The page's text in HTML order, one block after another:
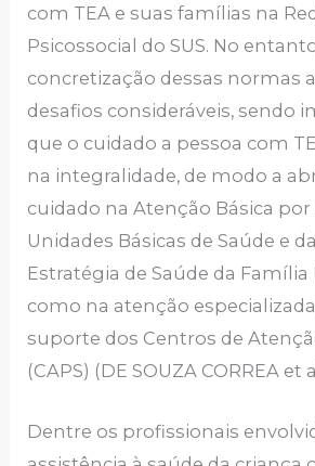
com TEA e suas famílias na
Psicossocial do SUS. No
concretização dessas normas
desafios consideráveis, sendo
que o cuidado a pessoa com
na integralidade, de modo a
cuidado na Atenção Básica
Unidades Básicas de Saúde e
Estratégia de Saúde da Família
como na atenção
suporte dos Centros de
(CAPS) (DE SOUZA CORREA et
Dentre os profissionais